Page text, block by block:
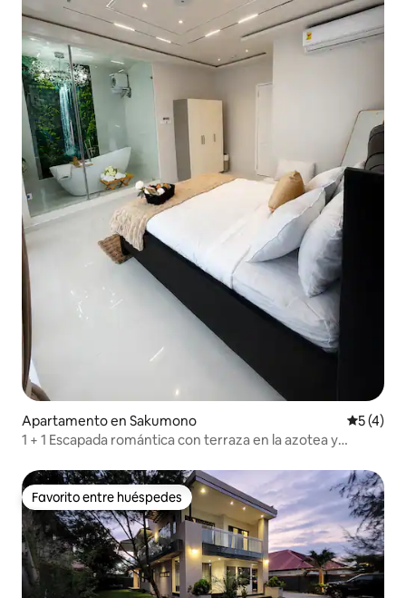
Apartamento en Sakumono
5 (4)
1 + 1 Escapada romántica con terraza en la azotea y
Favorito entre huéspedes
Favorito entre huéspedes